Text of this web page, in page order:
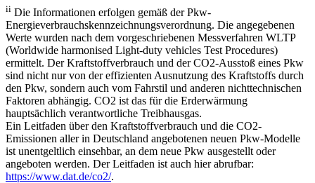
ii Die Informationen erfolgen gemäß der Pkw-
Energieverbrauchskennzeichnungsverordnung. Die angegebenen
Werte wurden nach dem vorgeschriebenen Messverfahren WLTP
(Worldwide harmonised Light-duty vehicles Test Procedures)
ermittelt. Der Kraftstoffverbrauch und der CO2-Ausstoß eines Pkw
sind nicht nur von der effizienten Ausnutzung des Kraftstoffs durch
den Pkw, sondern auch vom Fahrstil und anderen nichttechnischen
Faktoren abhängig. CO2 ist das für die Erderwärmung
hauptsächlich verantwortliche Treibhausgas.
Ein Leitfaden über den Kraftstoffverbrauch und die CO2-
Emissionen aller in Deutschland angebotenen neuen Pkw-Modelle
ist unentgeltlich einsehbar, an dem neue Pkw ausgestellt oder
angeboten werden. Der Leitfaden ist auch hier abrufbar:
https://www.dat.de/co2/.